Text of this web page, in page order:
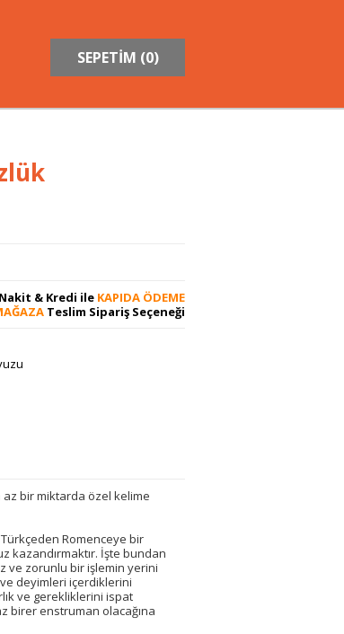
SEPETİM (0)
Nakit & Kredi ile KAPIDA ÖDEME
Teslim Sipariş Seçeneği
bir miktarda özel kelime
Romenceye bir
kazandırmaktır. İşte bundan
ve zorunlu bir işlemin yerini
deyimleri içerdiklerini
ve gerekliklerini ispat
birer enstruman olacağına